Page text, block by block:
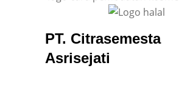
PT. Citrasemesta
Asrisejati